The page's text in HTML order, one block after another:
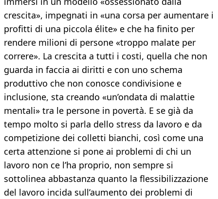
crescita», impegnati in «una corsa per aumentare i
profitti di una piccola élite» e che ha finito per
rendere milioni di persone «troppo malate per
correre». La crescita a tutti i costi, quella che non
guarda in faccia ai diritti e con uno schema
produttivo che non conosce condivisione e
inclusione, sta creando «un’ondata di malattie
mentali» tra le persone in povertà. E se già da
tempo molto si parla dello stress da lavoro e da
competizione dei colletti bianchi, così come una
certa attenzione si pone ai problemi di chi un
lavoro non ce l’ha proprio, non sempre si
sottolinea abbastanza quanto la flessibilizzazione
del lavoro incida sull’aumento dei problemi di